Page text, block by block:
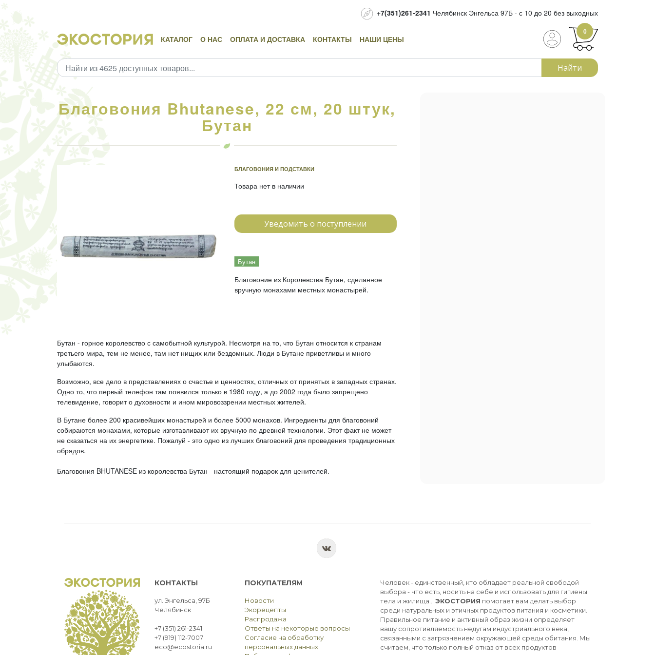
+7(351)261-2341 Челябинск Энгельса 97Б - с 10 до 20 без выходных
КАТАЛОГ О НАС ОПЛАТА И ДОСТАВКА КОНТАКТЫ НАШИ ЦЕНЫ
0
Найти
Благовония Bhutanese, 22 см, 20 штук,
Бутан
БЛАГОВОНИЯ И ПОДСТАВКИ
Товара нет в наличии
Уведомить о поступлении
Бутан
Благовоние из Королевства Бутан, сделанное
вручную монахами местных монастырей.
Бутан - горное королевство с самобытной культурой. Несмотря на то, что Бутан относится к странам
третьего мира, тем не менее, там нет нищих или бездомных. Люди в Бутане приветливы и много
улыбаются.
Возможно, все дело в представлениях о счастье и ценностях, отличных от принятых в западных странах.
Одно то, что первый телефон там появился только в 1980 году, а до 2002 года было запрещено
телевидение, говорит о духовности и ином мировоззрении местных жителей.
В Бутане более 200 красивейших монастырей и более 5000 монахов. Ингредиенты для благовоний
собираются монахами, которые изготавливают их вручную по древней технологии. Этот факт не может
не сказаться на их энергетике. Пожалуй - это одно из лучших благовоний для проведения традиционных
обрядов.
Благовония BHUTANESE из королевства Бутан - настоящий подарок для ценителей.
КОНТАКТЫ
ул. Энгельса, 97Б
Челябинск
+7 (351) 261-2341
+7 (919) 112-7007
eco@ecostoria.ru
ПОКУПАТЕЛЯМ
Новости
Экорецепты
Распродажа
Ответы на некоторые вопросы
Согласие на обработку
персональных данных
Человек - единственный, кто обладает реальной свободой
выбора - что есть, носить на себе и использовать для гигиены
тела и жилища... ЭКОСТОРИЯ помогает вам делать выбор
среди натуральных и этичных продуктов питания и косметики.
Правильное питание и активный образ жизни определяет
вашу сопротивляемость недугам индустриального века,
связанными с загрязнением окружающей среды обитания. Мы
считаем, что только полный отказ от всех продуктов